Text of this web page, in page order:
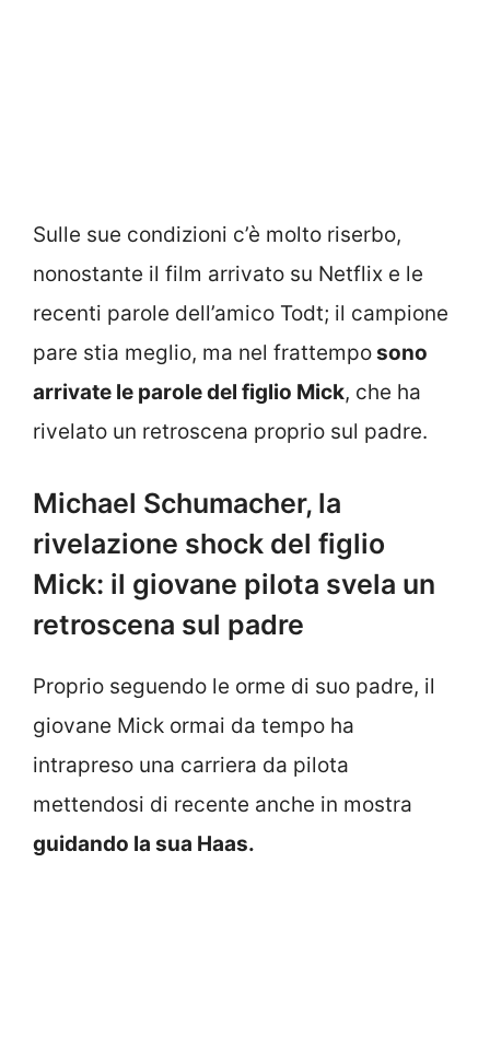
Sulle sue condizioni c’è molto riserbo,
nonostante il film arrivato su Netflix e le
recenti parole dell’amico Todt; il campione
pare stia meglio, ma nel frattemposono
arrivate le parole del figlio Mick, che ha
rivelato un retroscena proprio sul padre.
Michael Schumacher, la
rivelazione shock del figlio
Mick: il giovane pilota svela un
retroscena sul padre
Proprio seguendo le orme di suo padre, il
giovane Mick ormai da tempo ha
intrapreso una carriera da pilota
mettendosi di recente anche in mostra
guidando la sua Haas.